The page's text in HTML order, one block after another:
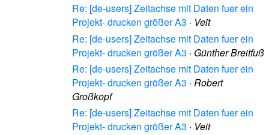
Re: [de-users] Zeitachse mit Daten fuer ein
Projekt- drucken größer A3 · Veit
Re: [de-users] Zeitachse mit Daten fuer ein
Projekt- drucken größer A3 · Günther Breitfuß
Re: [de-users] Zeitachse mit Daten fuer ein
Projekt- drucken größer A3 · Robert
Großkopf
Re: [de-users] Zeitachse mit Daten fuer ein
Projekt- drucken größer A3 · Veit